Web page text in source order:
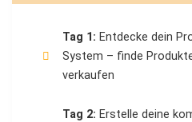
Tag 1: Entdecke dein
System – finde
verkaufen
Tag 2: Erstelle deine